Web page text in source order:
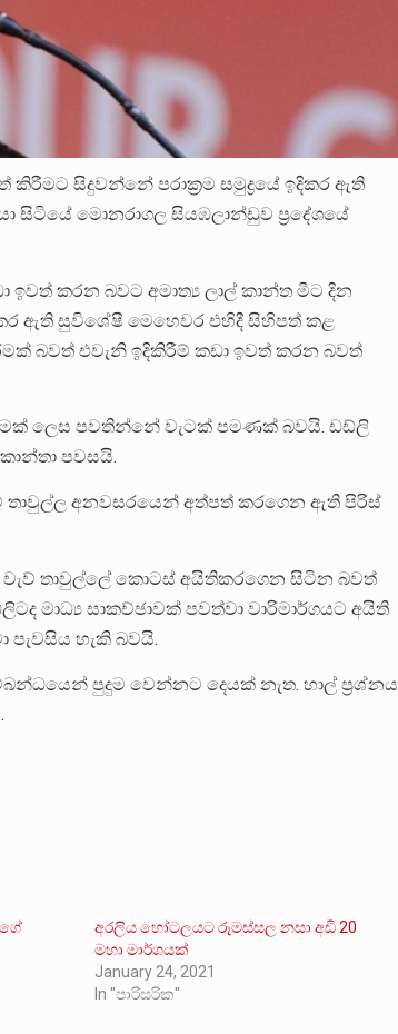
සිදුවන්නේ පරාක්‍රම සමුද්‍රයේ ඉදිකර ඇති
සිටියේ මොනරාගල සියඹලාන්ඩුව ප්‍රදේශයේ
ඉවත් කරන බවට අමාත්‍ය ලාල් කාන්ත මීට දින
ඇති සුවිශේෂී මෙහෙවර එහිදී සිහිපත් කළ
බවත් එවැනි ඉදිකිරීම් කඩා ඉවත් කරන බවත්
ලෙස පවතින්නේ වැටක් පමණක් බවයි. ඩඩ්ලි
පවසයි.
තාවුල්ල අනවසරයෙන් අත්පත් කරගෙන ඇති පිරිස්
තාවුල්ලේ කොටස් අයිතිකරගෙන සිටින බවත්
මාධ්‍ය සාකච්ඡාවක් පවත්වා වාරිමාර්ගයට අයිති
හැකි බවයි.
පුදුම වෙන්නට දෙයක් නැත. හාල් ප්‍රශ්නය
අරලිය හෝටලයට රූමස්සල නසා අඩි 20
මහා මාර්ගයක්
January 24, 2021
In "පාරිසරික"